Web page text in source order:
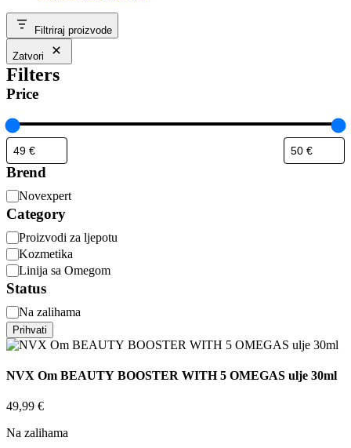
Filtriraj proizvode
Zatvori
Filters
Price
Brend
Novexpert
Category
Proizvodi za ljepotu
Kozmetika
Linija sa Omegom
Status
Na zalihama
Prihvati
NVX Om BEAUTY BOOSTER WITH 5 OMEGAS ulje 30ml
49,99 €
Na zalihama